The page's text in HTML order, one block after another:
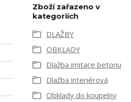
Zboží zařazeno v
kategoriích
DLAŽBY
OBKLADY
Dlažba imitace betonu
Dlažba interiérová
Obklady do koupelny